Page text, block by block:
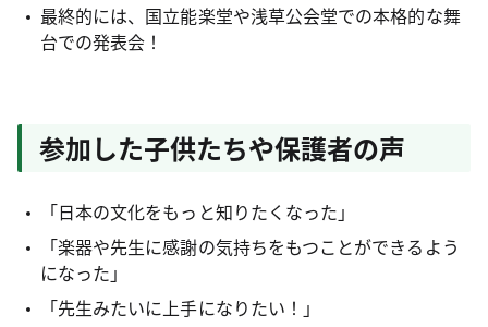
最終的には、国立能楽堂や浅草公会堂での本格的な舞
台での発表会！
参加した子供たちや保護者の声
「日本の文化をもっと知りたくなった」
「楽器や先生に感謝の気持ちをもつことができるよう
になった」
「先生みたいに上手になりたい！」